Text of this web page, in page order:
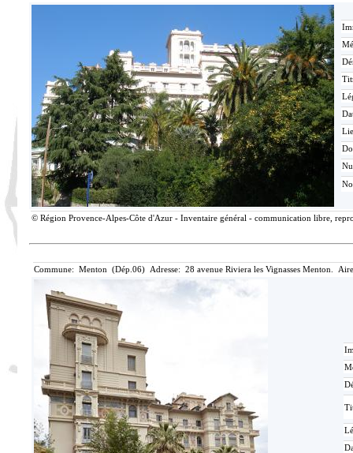
© Région Provence-Alpes-Côte d'Azur - Inventaire général - communication libre,
Commune: Menton (Dép.06) Adresse: 28 avenue Riviera les Vignasses Menton.